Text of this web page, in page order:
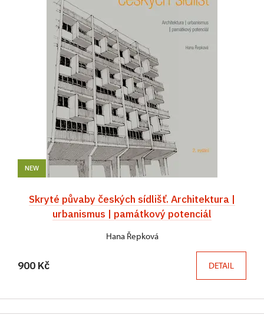
NEW
Skryté půvaby českých sídlišť. Architektura |
urbanismus | památkový potenciál
Hana Řepková
900 Kč DETAIL